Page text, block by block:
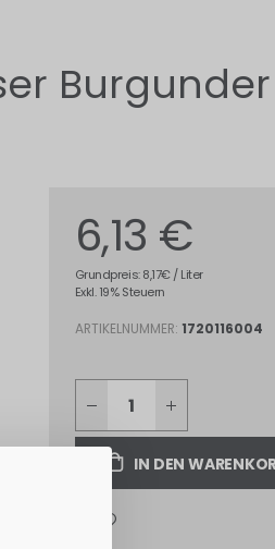
6,13 €
Grundpreis: 8,17€ / Liter
Exkl. 19% Steuern
ARTIKELNUMMER 1720116004
IN DEN